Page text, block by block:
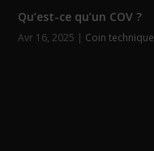
Qu’est-ce qu’un COV ?
Avr 16, 2025 | Coin technique